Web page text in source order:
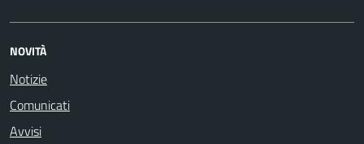
NOVITÀ
Notizie
Comunicati
Avvisi